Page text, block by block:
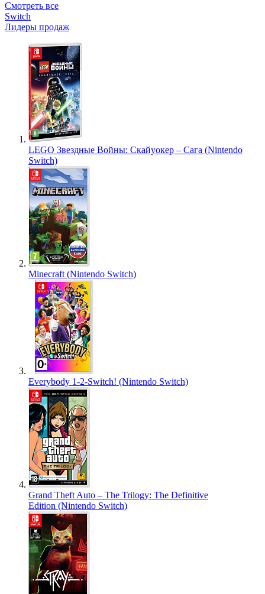
Смотреть все
Switch
Лидеры продаж
LEGO Звездные Войны: Скайуокер – Сага (Nintendo
Switch)
Minecraft (Nintendo Switch)
Everybody 1-2-Switch! (Nintendo Switch)
Grand Theft Auto – The Trilogy: The Definitive
Edition (Nintendo Switch)